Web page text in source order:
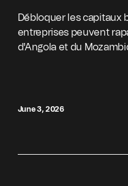
Débloquer les capitaux
entreprises peuvent
d'Angola et du
June 3, 2026